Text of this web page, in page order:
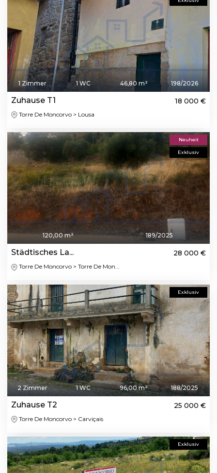
1 Zimmer 1 WC 46,80 m² 198/2026
Zuhause T1 18 000 €
Torre De Moncorvo > Lousa
Neuheit
Exklusiv
120,00 m² 189/2025
Städtisches La... 28 000 €
Torre De Moncorvo > Torre De Mon...
Exklusiv
2 Zimmer 1 WC 96,00 m² 188/2025
Zuhause T2 25 000 €
Torre De Moncorvo > Carviçais
Exklusiv